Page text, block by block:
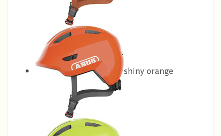
shiny orange